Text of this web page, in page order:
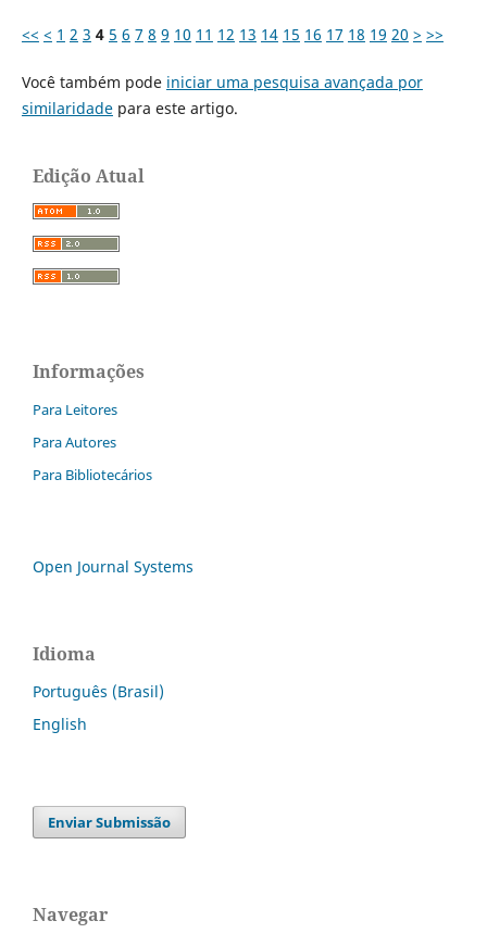
<< < 1 2 3 4 5 6 7 8 9 10 11 12 13 14 15 16 17 18 19 20 > >>
Você também pode iniciar uma pesquisa avançada por
similaridadepara este artigo.
Edição Atual
Informações
Para Leitores
Para Autores
Para Bibliotecários
Open Journal Systems
Idioma
Português (Brasil)
English
Enviar Submissão
Navegar